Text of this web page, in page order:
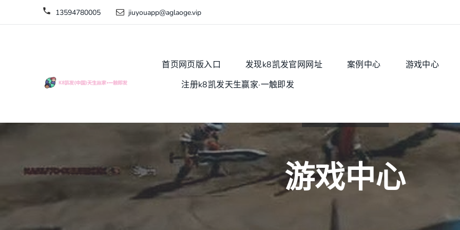
13594780005 jiuyouapp@aglaoge.vip
首页网页版入口 发现k8凯发官网网址 案例中心
游戏中心
注册k8凯发天生赢家·一触即发
游戏中心